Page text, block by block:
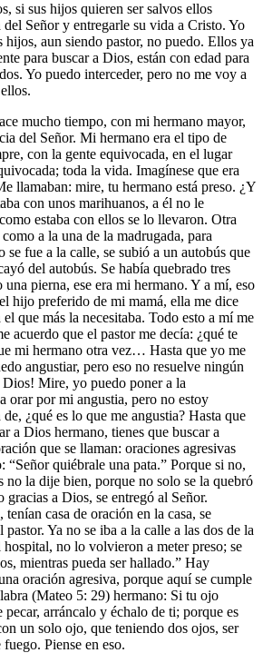
si sus hijos quieren ser salvos ellos
del Señor y entregarle su vida a Cristo. Yo
hijos, aun siendo pastor, no puedo. Ellos ya
para buscar a Dios, están con edad para
Yo puedo interceder, pero no me voy a
mucho tiempo, con mi hermano mayor,
del Señor. Mi hermano era el tipo de
con la gente equivocada, en el lugar
toda la vida. Imagínese que era
llamaban: mire, tu hermano está preso. ¿Y
con unos marihuanos, a él no le
estaba con ellos se lo llevaron. Otra
a la una de la madrugada, para
se fue a la calle, se subió a un autobús que
del autobús. Se había quebrado tres
una pierna, ese era mi hermano. Y a mí, eso
hijo preferido de mi mamá, ella me dice
que más la necesitaba. Todo esto a mí me
acuerdo que el pastor me decía: ¿qué te
mi hermano otra vez… Hasta que yo me
angustiar, pero eso no resuelve ningún
Dios! Mire, yo puedo poner a la
orar por mi angustia, pero no estoy
¿qué es lo que me angustia? Hasta que
a Dios hermano, tienes que buscar a
que se llaman: oraciones agresivas
“Señor quiébrale una pata.” Porque si no,
no la dije bien, porque no solo se la quebró
gracias a Dios, se entregó al Señor.
tenían casa de oración en la casa, se
Ya no se iba a la calle a las dos de la
no lo volvieron a meter preso; se
mientras pueda ser hallado.” Hay
oración agresiva, porque aquí se cumple
(Mateo 5: 29) hermano: Si tu ojo
pecar, arráncalo y échalo de ti; porque es
un solo ojo, que teniendo dos ojos, ser
Piense en eso.